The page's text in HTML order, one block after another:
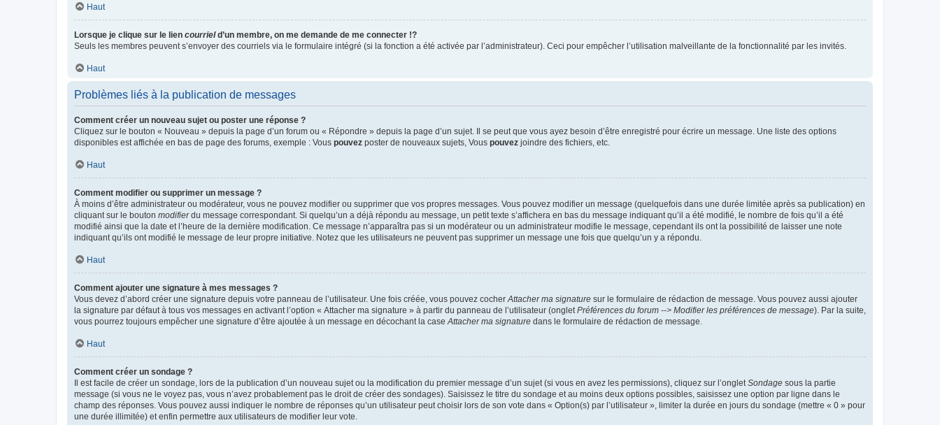
Haut
Lorsque je clique sur le lien courrield’un membre, on me demande de me connecter !?
Seuls les membres peuvent s’envoyer des courriels via le formulaire intégré (si la fonction a été activée par l’administrateur). Ceci pour empêcher l’utilisation malveillante de la fonctionnalité par les invités.
Haut
Problèmes liés à la publication de messages
Comment créer un nouveau sujet ou poster une réponse ?
Cliquez sur le bouton « Nouveau » depuis la page d’un forum ou « Répondre » depuis la page d’un sujet. Il se peut que vous ayez besoin d’être enregistré pour écrire un message. Une liste des options
disponibles est affichée en bas de page des forums, exemple : Vous pouvez poster de nouveaux sujets, Vous pouvez joindre des fichiers, etc.
Haut
Comment modifier ou supprimer un message ?
À moins d’être administrateur ou modérateur, vous ne pouvez modifier ou supprimer que vos propres messages. Vous pouvez modifier un message (quelquefois dans une durée limitée après sa publication) en
cliquant sur le bouton modifierdu message correspondant. Si quelqu’un a déjà répondu au message, un petit texte s’affichera en bas du message indiquant qu’il a été modifié, le nombre de fois qu’il a été
modifié ainsi que la date et l’heure de la dernière modification. Ce message n’apparaîtra pas si un modérateur ou un administrateur modifie le message, cependant ils ont la possibilité de laisser une note
indiquant qu’ils ont modifié le message de leur propre initiative. Notez que les utilisateurs ne peuvent pas supprimer un message une fois que quelqu’un y a répondu.
Haut
Comment ajouter une signature à mes messages ?
Vous devez d’abord créer une signature depuis votre panneau de l’utilisateur. Une fois créée, vous pouvez cocher Attacher ma signature sur le formulaire de rédaction de message. Vous pouvez aussi ajouter
la signature par défaut à tous vos messages en activant l’option « Attacher ma signature » à partir du panneau de l’utilisateur (onglet Préférences du forum --> Modifier les préférences de message). Par la suite,
vous pourrez toujours empêcher une signature d’être ajoutée à un message en décochant la case Attacher ma signature dans le formulaire de rédaction de message.
Haut
Comment créer un sondage ?
Il est facile de créer un sondage, lors de la publication d’un nouveau sujet ou la modification du premier message d’un sujet (si vous en avez les permissions), cliquez sur l’onglet Sondage sous la partie
message (si vous ne le voyez pas, vous n’avez probablement pas le droit de créer des sondages). Saisissez le titre du sondage et au moins deux options possibles, saisissez une option par ligne dans le
champ des réponses. Vous pouvez aussi indiquer le nombre de réponses qu’un utilisateur peut choisir lors de son vote dans « Option(s) par l’utilisateur », limiter la durée en jours du sondage (mettre « 0 » pour
une durée illimitée) et enfin permettre aux utilisateurs de modifier leur vote.